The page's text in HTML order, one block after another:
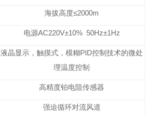
海拔高度≤2000m
电源AC220V±10% 50Hz±1Hz
液晶显示，触摸式，模糊PID控制技术的微处
理温度控制
高精度铂电阻传感器
强迫循环对流风道